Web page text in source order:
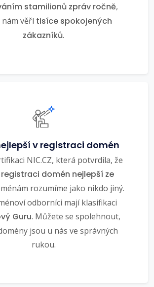
stamilionů zpráv ročně,
věřítisíce spokojených
zákazníků.
v registraci domén
NIC.CZ, která potvrdila, že
domén nejlepší ze
rozumíme jako nikdo jiný.
odborníci mají klasifikaci
Guru. Můžete se spolehnout,
jsou u nás ve správných
rukou.